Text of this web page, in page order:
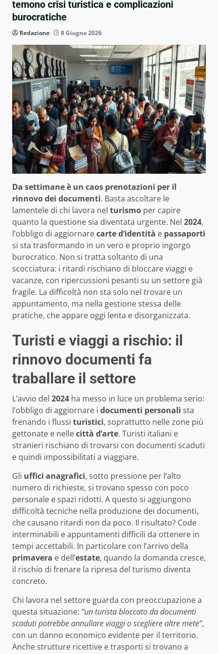
temono crisi turistica e complicazioni
burocratiche
Redazione 8 Giugno 2026
Da settimane è un caos prenotazioni per il
rinnovo dei documenti. Basta ascoltare le
lamentele di chi lavora nel turismo per capire
quanto la questione sia diventata urgente. Nel 2024,
l’obbligo di aggiornarecarte d’identità e passaporti
si sta trasformando in un vero e proprio ingorgo
burocratico. Non si tratta soltanto di una
scocciatura: i ritardi rischiano di bloccare viaggi e
vacanze, con ripercussioni pesanti su un settore già
fragile. La difficoltà non sta solo nel trovare un
appuntamento, ma nella gestione stessa delle
pratiche, che appare oggi lenta e disorganizzata.
Turisti e viaggi a rischio: il
rinnovo documenti fa
traballare il settore
L’avvio del 2024 ha messo in luce un problema serio:
l’obbligo di aggiornare i documenti personali sta
frenando i flussi turistici, soprattutto nelle zone più
gettonate e nellecittà d’arte. Turisti italiani e
stranieri rischiano di trovarsi con documenti scaduti
e quindi impossibilitati a viaggiare.
Gli uffici anagrafici, sotto pressione per l’alto
numero di richieste, si trovano spesso con poco
personale e spazi ridotti. A questo si aggiungono
difficoltà tecniche nella produzione dei documenti,
che causano ritardi non da poco. Il risultato? Code
interminabili e appuntamenti difficili da ottenere in
tempi accettabili. In particolare con l’arrivo della
primavera e dell’estate, quando la domanda cresce,
il rischio di frenare la ripresa del turismo diventa
concreto.
Chi lavora nel settore guarda con preoccupazione a
questa situazione: “un turista bloccato da documenti
scaduti potrebbe annullare viaggi o scegliere altre mete”,
con un danno economico evidente per il territorio.
Anche strutture ricettive e trasporti si trovano a